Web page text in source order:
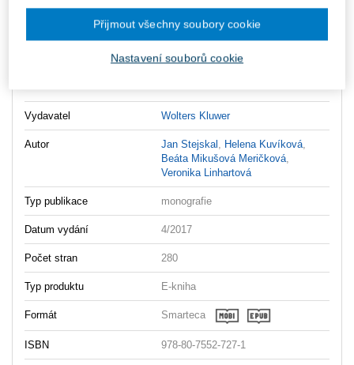
Vydavatel Wolters Kluwer
Autor Jan Stejskal Helena Kuvíková
Beáta Mikušová Meričková
Veronika Linhartová
Typ publikace monografie
Datum vydání 4/2017
Počet stran 280
Typ produktu E-kniha
Formát Smarteca
ISBN 978-80-7552-727-1
Nastavení souborů cookie
Přijmout všechny soubory cookie